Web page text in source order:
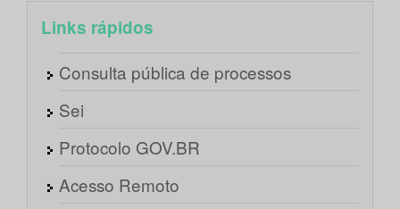
Links rápidos
Consulta pública de processos
Sei
Protocolo GOV.BR
Acesso Remoto